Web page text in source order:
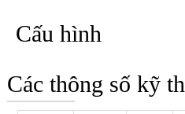
Cấu hình
Các thông số kỹ